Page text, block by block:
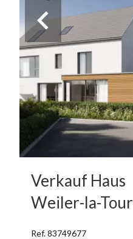
Verkauf Haus
Weiler-la-Tour
Ref. 83749677